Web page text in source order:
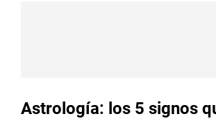
Astrología: los 5 signos